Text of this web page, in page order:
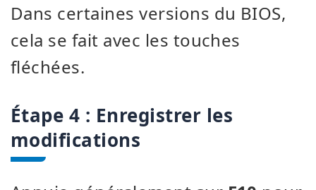
Dans certaines versions du BIOS,
cela se fait avec les touches
fléchées.
Étape 4 : Enregistrer les
modifications